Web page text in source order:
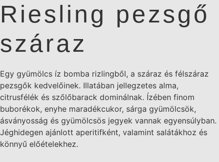
Riesling pezsgő
száraz
Egy gyümölcs íz bomba rizlingből, a száraz és félszáraz
pezsgők kedvelőinek. Illatában jellegzetes alma,
citrusfélék és szőlőbarack dominálnak. Ízében finom
buborékok, enyhe maradékcukor, sárga gyümölcsök,
ásványosság és gyümölcsös jegyek vannak egyensúlyban.
Jéghidegen ajánlott aperitifként, valamint salátákhoz és
könnyű előételekhez.